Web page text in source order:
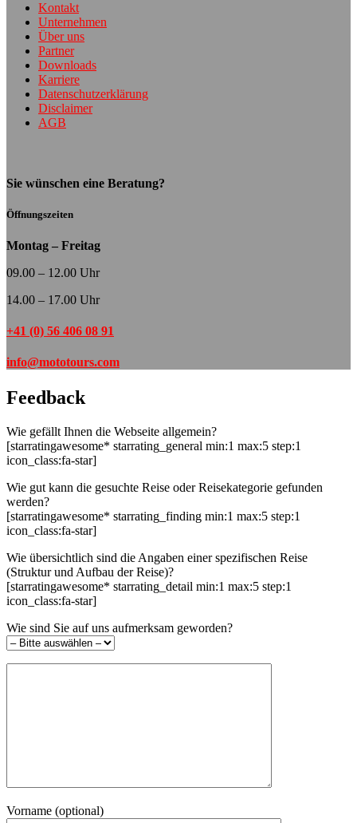
Kontakt
Unternehmen
Über uns
Partner
Downloads
Karriere
Datenschutzerklärung
Disclaimer
AGB
Sie wünschen eine Beratung?
Öffnungszeiten
Montag – Freitag
09.00 – 12.00 Uhr
14.00 – 17.00 Uhr
+41 (0) 56 406 08 91
info@mototours.com
Feedback
Wie gefällt Ihnen die Webseite allgemein?
[starratingawesome* starrating_general min:1 max:5 step:1
icon_class:fa-star]
Wie gut kann die gesuchte Reise oder Reisekategorie gefunden
werden?
[starratingawesome* starrating_finding min:1 max:5 step:1
icon_class:fa-star]
Wie übersichtlich sind die Angaben einer spezifischen Reise
(Struktur und Aufbau der Reise)?
[starratingawesome* starrating_detail min:1 max:5 step:1
icon_class:fa-star]
Wie sind Sie auf uns aufmerksam geworden?
Vorname (optional)